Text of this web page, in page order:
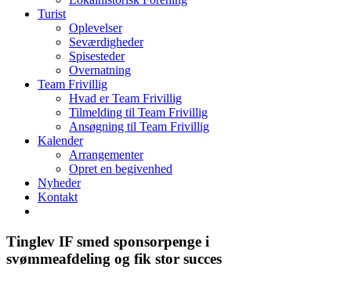
Turist
Oplevelser
Seværdigheder
Spisesteder
Overnatning
Team Frivillig
Hvad er Team Frivillig
Tilmelding til Team Frivillig
Ansøgning til Team Frivillig
Kalender
Arrangementer
Opret en begivenhed
Nyheder
Kontakt
Tinglev IF smed sponsorpenge i
svømmeafdeling og fik stor succes